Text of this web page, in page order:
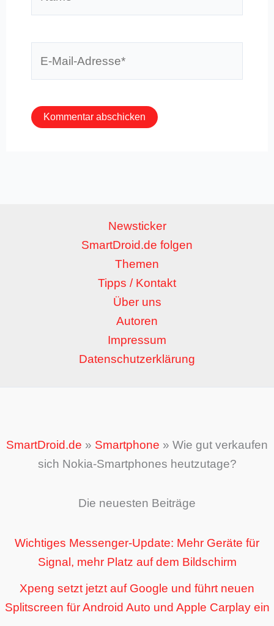
Newsticker
SmartDroid.de folgen
Themen
Tipps / Kontakt
Über uns
Autoren
Impressum
Datenschutzerklärung
SmartDroid.de » Smartphone » Wie gut verkaufen
sich Nokia-Smartphones heutzutage?
Die neuesten Beiträge
Wichtiges Messenger-Update: Mehr Geräte für
Signal, mehr Platz auf dem Bildschirm
Xpeng setzt jetzt auf Google und führt neuen
Splitscreen für Android Auto und Apple Carplay ein